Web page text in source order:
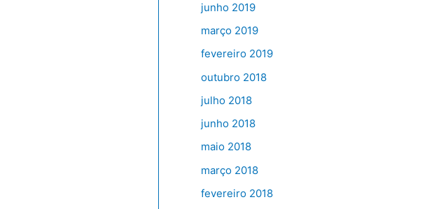
junho 2019
março 2019
fevereiro 2019
outubro 2018
julho 2018
junho 2018
maio 2018
março 2018
fevereiro 2018